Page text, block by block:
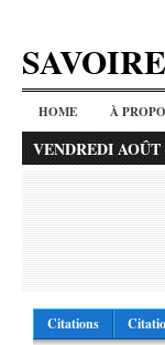
HOME À
VENDREDI AOÛT
Citations